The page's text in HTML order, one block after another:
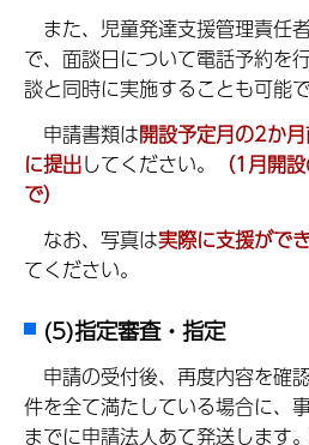
また、児童発達支援管理責任
で、面談日について電話予約を
談と同時に実施することも可能
申請書類は開設予定月の2か
に提出してください。
（1月開
で）
なお、写真は実際に支援がで
てください。
(5)指定審査・指定
申請の受付後、再度内容を確
件を全て満たしている場合に、
までに申請法人あて発送します